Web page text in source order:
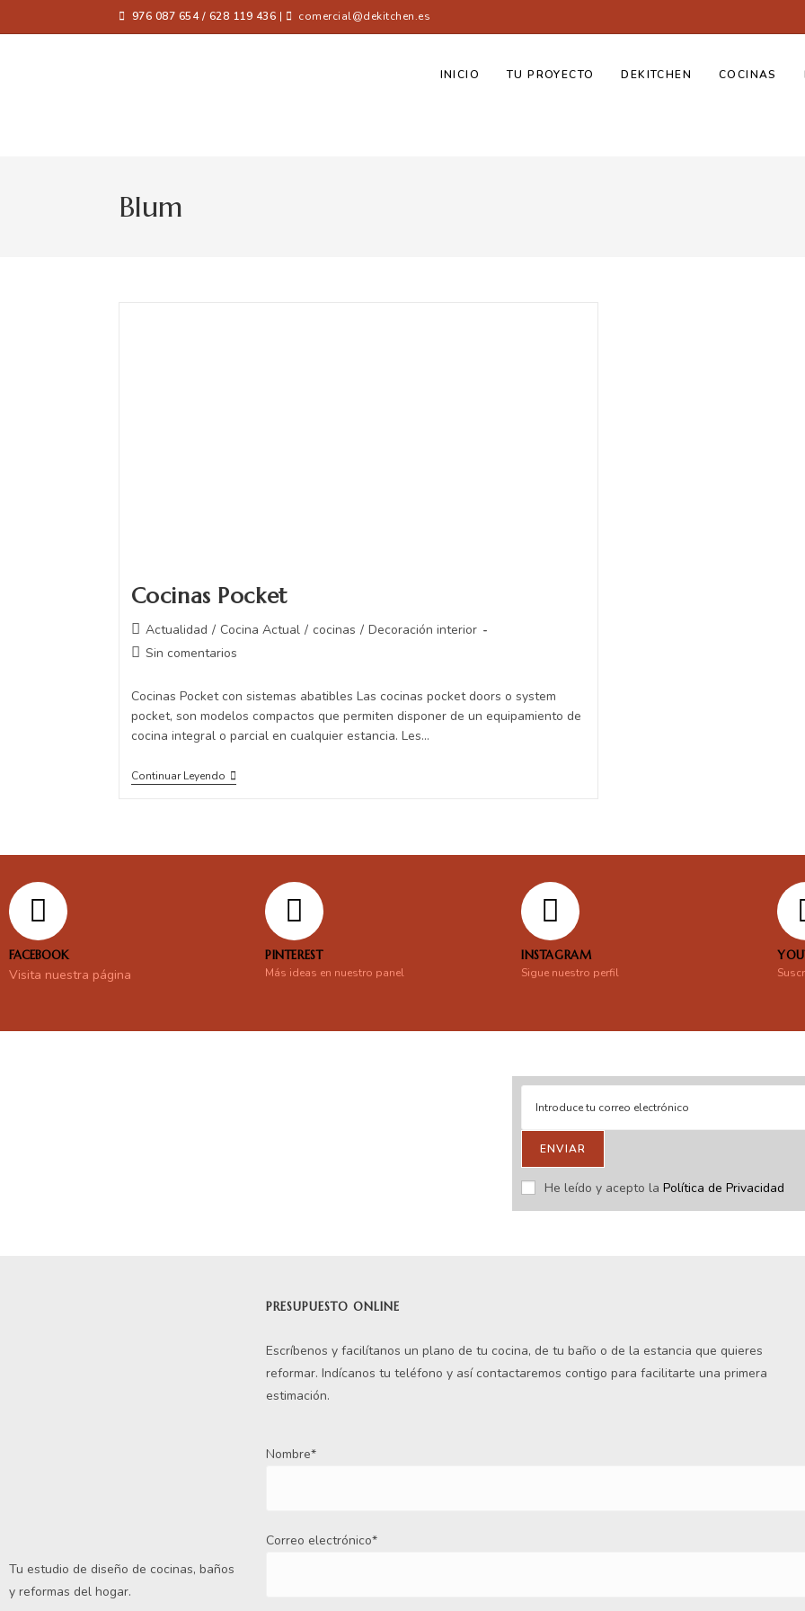
976 087 654 / 628 119 436 | comercial@dekitchen.es
INICIO TU PROYECTO DEKITCHEN COCINAS
Blum
Cocinas Pocket
Actualidad / Cocina Actual / cocinas / Decoración interior
Sin comentarios
Cocinas Pocket con sistemas abatibles Las cocinas pocket doors o system
pocket, son modelos compactos que permiten disponer de un equipamiento de
cocina integral o parcial en cualquier estancia. Les…
Continuar Leyendo
FACEBOOK
Visita nuestra página
PINTEREST
Más ideas en nuestro panel
INSTAGRAM
Sigue nuestro perfil
ENVIAR
He leído y acepto la Política de Privacidad
Tu estudio de diseño de cocinas, baños
y reformas del hogar.
PRESUPUESTO ONLINE
Escríbenos y facilítanos un plano de tu cocina, de tu baño o de la estancia que quieres
reformar. Indícanos tu teléfono y así contactaremos contigo para facilitarte una primera
estimación.
Nombre*
Correo electrónico*